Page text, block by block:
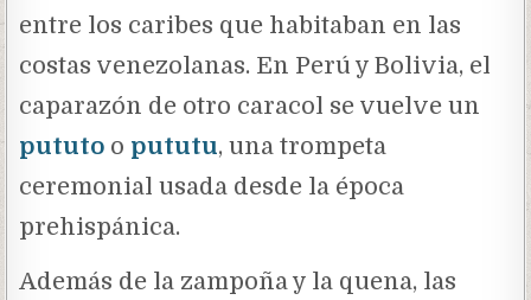
entre los caribes que habitaban en las
costas venezolanas. En Perú y Bolivia, el
caparazón de otro caracol se vuelve un
pututo o pututu, una trompeta
ceremonial usada desde la época
prehispánica.
Además de la zampoña y la quena, las